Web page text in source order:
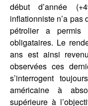
début d’année
inflationniste n’a pas
pétrolier a permis
obligataires. Le
ans est ainsi
observées ces
s’interrogent
américaine à
supérieure à